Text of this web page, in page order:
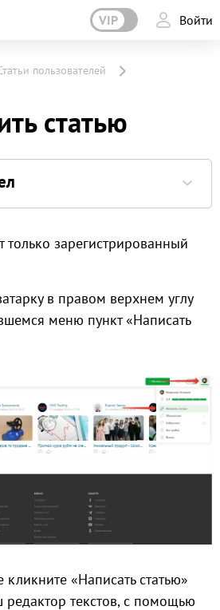
VIP Войти
пользователей
статью
только зарегистрированный
в правом верхнем углу
меню пункт «Написать
«Написать статью»
текстов, с помощью